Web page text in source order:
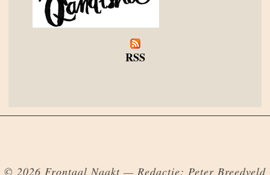
RSS
© 2026 Frontaal Naakt — Redactie: Peter Breedveld